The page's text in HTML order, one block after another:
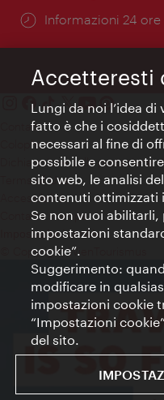
Öffnungszeiten:
Informazioni 24 ore
Contatti
Colophon
Dichiarazione sulla protezione
Terms of Use
Accessibilità
Contatto stampa
Impostazioni cookie
© Copyright WienTourismus
Accetteresti
Lungi da noi l’idea
fatto è che i
necessari al fine di
possibile e
sito web, le analisi
contenuti ottimizzati
Se non vuoi
impostazioni
cookie”.
Suggerimento:
modificare in
impostazioni cookie
“Impostazioni
del sito.